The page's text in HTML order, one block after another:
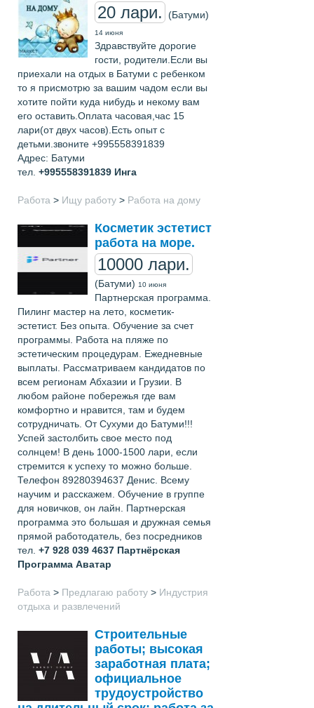
20 лари. (Батуми)
14 июня
Здравствуйте дорогие
гости, родители.Если вы
приехали на отдых в Батуми с ребенком
то я присмотрю за вашим чадом если вы
хотите пойти куда нибудь и некому вам
его оставить.Оплата часовая,час 15
лари(от двух часов).Есть опыт с
детьми.звоните +995558391839
Адрес: Батуми
тел. +995558391839 Инга
Работа > Ищу работу > Работа на дому
Косметик эстетист
работа на море.
10000 лари.
(Батуми) 10 июня
Партнерская программа.
Пилинг мастер на лето, косметик-
эстетист. Без опыта. Обучение за счет
программы. Работа на пляже по
эстетическим процедурам. Ежедневные
выплаты. Рассматриваем кандидатов по
всем регионам Абхазии и Грузии. В
любом районе побережья где вам
комфортно и нравится, там и будем
сотрудничать. От Сухуми до Батуми!!!
Успей застолбить свое место под
солнцем! В день 1000-1500 лари, если
стремится к успеху то можно больше.
Телефон 89280394637 Денис. Всему
научим и расскажем. Обучение в группе
для новичков, он лайн. Партнерская
программа это большая и дружная семья
прямой работодатель, без посредников
тел. +7 928 039 4637 Партнёрская
Программа Аватар
Работа > Предлагаю работу > Индустрия
отдыха и развлечений
Строительные
работы; высокая
заработная плата;
официальное
трудоустройство